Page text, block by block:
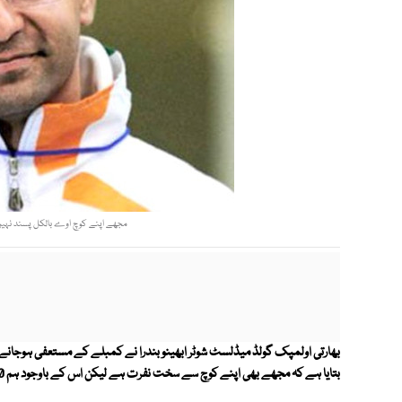
مجھے اپنے کوچ اوے بالکل پسند نہیں لیکن ہم پھر بھی 20 برسوں
بھارتی اولمپک گولڈ میڈلسٹ شوٹر ابھینو بندرا نے کمبلے کے مستعفی
بتایا ہے کہ مجھے بھی اپنے کوچ سے سخت نفرت ہے لیکن اس کے باوجود ہم 20 برسوں سے ایک ساتھ ہیں۔